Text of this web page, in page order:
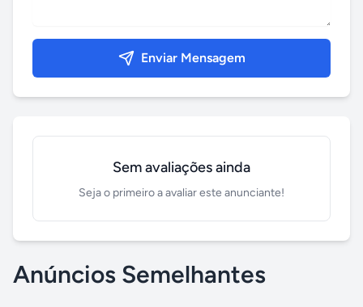
Enviar Mensagem
Sem avaliações ainda
Seja o primeiro a avaliar este anunciante!
Anúncios Semelhantes